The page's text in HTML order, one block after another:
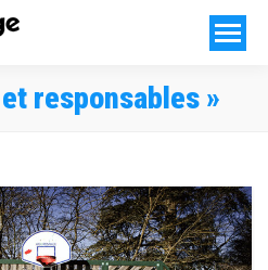
responsables »